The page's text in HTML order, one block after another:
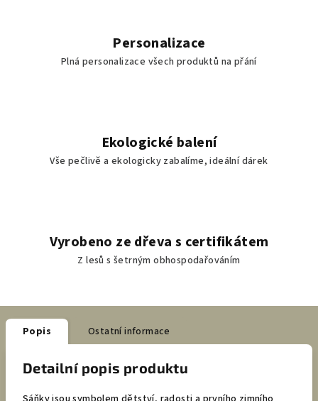
Personalizace
Plná personalizace všech produktů na přání
Ekologické balení
Vše pečlivě a ekologicky zabalíme, ideální dárek
Vyrobeno ze dřeva s certifikátem
Z lesů s šetrným obhospodařováním
Popis Ostatní informace
Detailní popis produktu